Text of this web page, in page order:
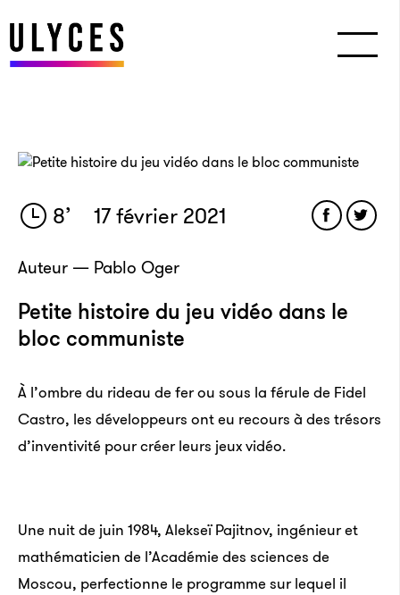
8’ 17 février 2021
Auteur — Pablo Oger
Petite histoire du jeu vidéo dans le
bloc communiste
À l’ombre du rideau de fer ou sous la férule de Fidel
Castro, les développeurs ont eu recours à des trésors
d’inventivité pour créer leurs jeux vidéo.
Une nuit de juin 1984, Alekseï Pajitnov, ingénieur et
mathématicien de l’Académie des sciences de
Moscou, perfectionne le programme sur lequel il